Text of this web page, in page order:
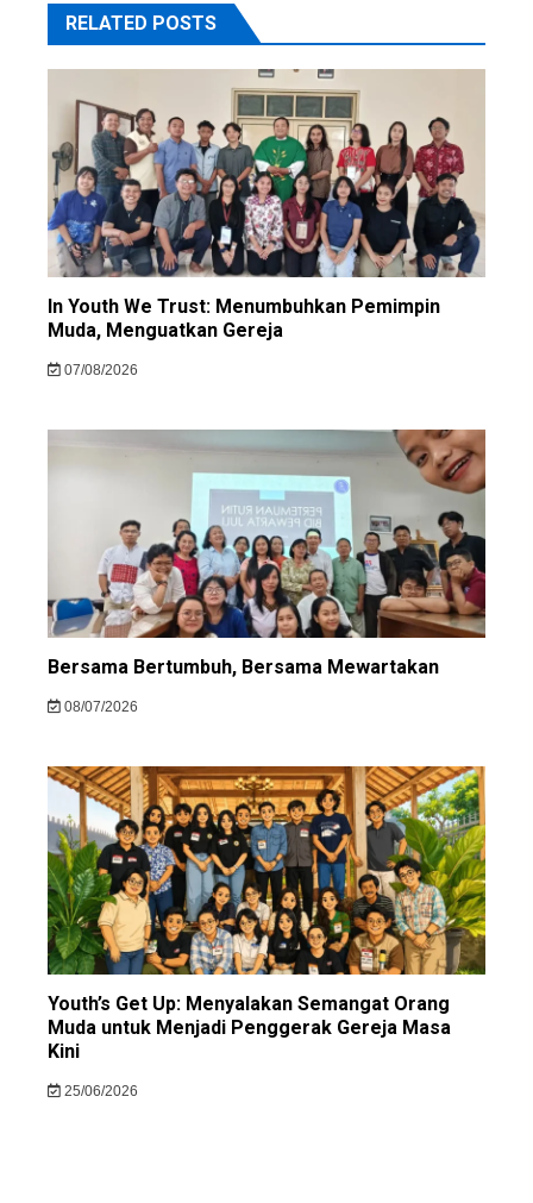
RELATED POSTS
In Youth We Trust: Menumbuhkan Pemimpin
Muda, Menguatkan Gereja
07/08/2026
Bersama Bertumbuh, Bersama Mewartakan
08/07/2026
Youth’s Get Up: Menyalakan Semangat Orang
Muda untuk Menjadi Penggerak Gereja Masa
Kini
25/06/2026